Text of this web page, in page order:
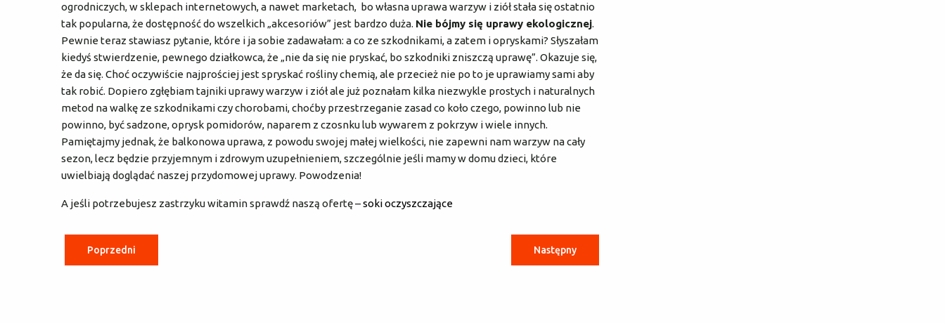
ogrodniczych, w sklepach internetowych, a nawet marketach, bo własna uprawa warzyw i ziół stała się ostatnio
tak popularna, że dostępność do wszelkich „akcesoriów” jest bardzo duża. Nie bójmy się uprawy ekologicznej.
Pewnie teraz stawiasz pytanie, które i ja sobie zadawałam: a co ze szkodnikami, a zatem i opryskami? Słyszałam
kiedyś stwierdzenie, pewnego działkowca, że „nie da się nie pryskać, bo szkodniki zniszczą uprawę”. Okazuje się,
że da się. Choć oczywiście najprościej jest spryskać rośliny chemią, ale przecież nie po to je uprawiamy sami aby
tak robić. Dopiero zgłębiam tajniki uprawy warzyw i ziół ale już poznałam kilka niezwykle prostych i naturalnych
metod na walkę ze szkodnikami czy chorobami, choćby przestrzeganie zasad co koło czego, powinno lub nie
powinno, być sadzone, oprysk pomidorów, naparem z czosnku lub wywarem z pokrzyw i wiele innych.
Pamiętajmy jednak, że balkonowa uprawa, z powodu swojej małej wielkości, nie zapewni nam warzyw na cały
sezon, lecz będzie przyjemnym i zdrowym uzupełnieniem, szczególnie jeśli mamy w domu dzieci, które
uwielbiają doglądać naszej przydomowej uprawy. Powodzenia!
A jeśli potrzebujesz zastrzyku witamin sprawdź naszą ofertę –soki oczyszczające
Poprzedni Następny